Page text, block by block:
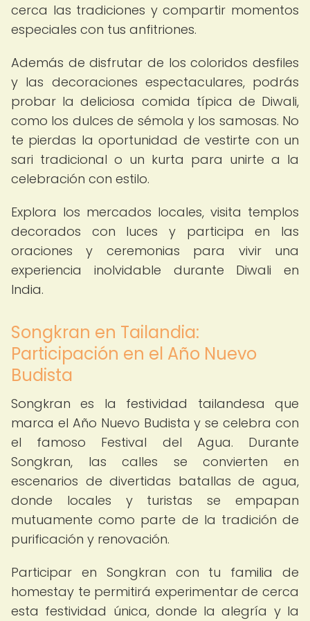
cerca las tradiciones y compartir momentos
especiales con tus anfitriones.
Además de disfrutar de los coloridos desfiles
y las decoraciones espectaculares, podrás
probar la deliciosa comida típica de Diwali,
como los dulces de sémola y los samosas. No
te pierdas la oportunidad de vestirte con un
sari tradicional o un kurta para unirte a la
celebración con estilo.
Explora los mercados locales, visita templos
decorados con luces y participa en las
oraciones y ceremonias para vivir una
experiencia inolvidable durante Diwali en
India.
Songkran en Tailandia:
Participación en el Año Nuevo
Budista
Songkran es la festividad tailandesa que
marca el Año Nuevo Budista y se celebra con
el famoso Festival del Agua. Durante
Songkran, las calles se convierten en
escenarios de divertidas batallas de agua,
donde locales y turistas se empapan
mutuamente como parte de la tradición de
purificación y renovación.
Participar en Songkran con tu familia de
homestay te permitirá experimentar de cerca
esta festividad única, donde la alegría y la